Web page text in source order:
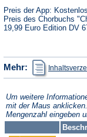
Preis der App: Kostenlos
Preis des Chorbuchs
19,99 Euro Edition DV
Mehr:
Um weitere
mit der Maus
Mengenzahl eingeben